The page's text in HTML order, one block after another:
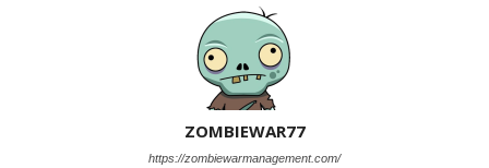
ZOMBIEWAR77
https://zombiewarmanagement.com/